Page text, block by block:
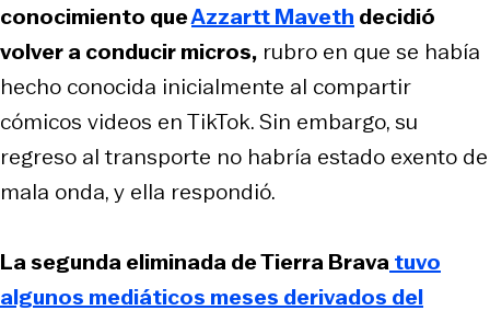
conocimiento queAzzartt Maveth decidió
volver a conducir micros, rubro en que se había
hecho conocida inicialmente al compartir
cómicos videos en TikTok. Sin embargo, su
regreso al transporte no habría estado exento de
mala onda, y ella respondió.
La segunda eliminada deTierra Bravatuvo
algunos mediáticos meses derivados del